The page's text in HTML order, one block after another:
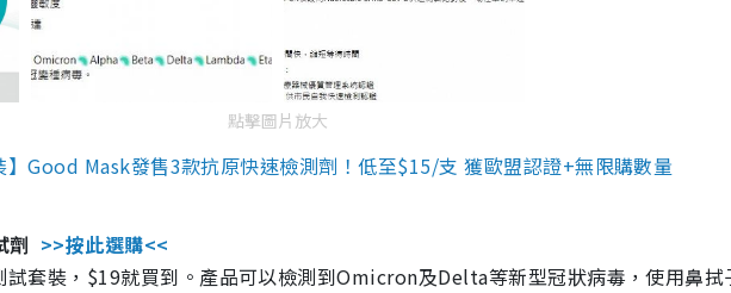
點擊圖片放大
Good Mask發售3款抗原快速檢測劑！低至$15/支 獲歐盟認證+無限購數量
劑 >>按此選購<<
試套裝，$19就買到。產品可以檢測到Omicron及Delta等新型冠狀病毒，使用鼻拭